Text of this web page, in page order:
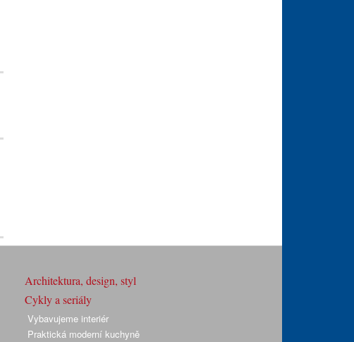
Architektura, design, styl
Cykly a seriály
Vybavujeme interiér
Praktická moderní kuchyně